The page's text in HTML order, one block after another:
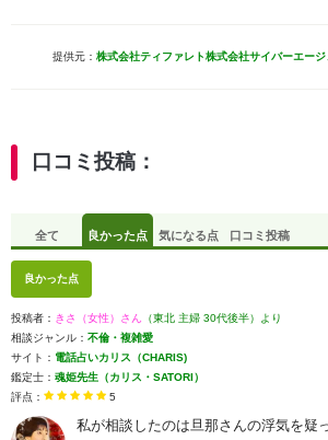
提供元： 株式会社ティファレト株式会社サイバーエー
口コミ投稿：
全て 良かった点 気になる点 口コミ投稿
良かった点
投稿者： きさ（女性）さん （東北 主婦 30代後半）より
相談ジャンル： 不倫・複雑愛
サイト： 電話占いカリス（CHARIS)
鑑定士： 魂姫先生（カリス・SATORI）
評点：
5
私が相談したのは旦那さんの浮気を疑